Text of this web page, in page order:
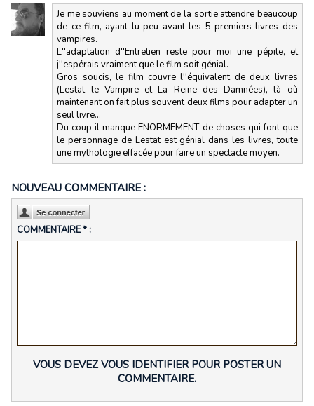
Je me souviens au moment de la sortie attendre beaucoup
de ce film, ayant lu peu avant les 5 premiers livres des
vampires.
L''adaptation d''Entretien reste pour moi une pépite, et
j''espérais vraiment que le film soit génial.
Gros soucis, le film couvre l''équivalent de deux livres
(Lestat le Vampire et La Reine des Damnées), là où
maintenant on fait plus souvent deux films pour adapter un
seul livre...
Du coup il manque ENORMEMENT de choses qui font que
le personnage de Lestat est génial dans les livres, toute
une mythologie effacée pour faire un spectacle moyen.
NOUVEAU COMMENTAIRE :
COMMENTAIRE * :
VOUS DEVEZ VOUS IDENTIFIER POUR POSTER UN
COMMENTAIRE.